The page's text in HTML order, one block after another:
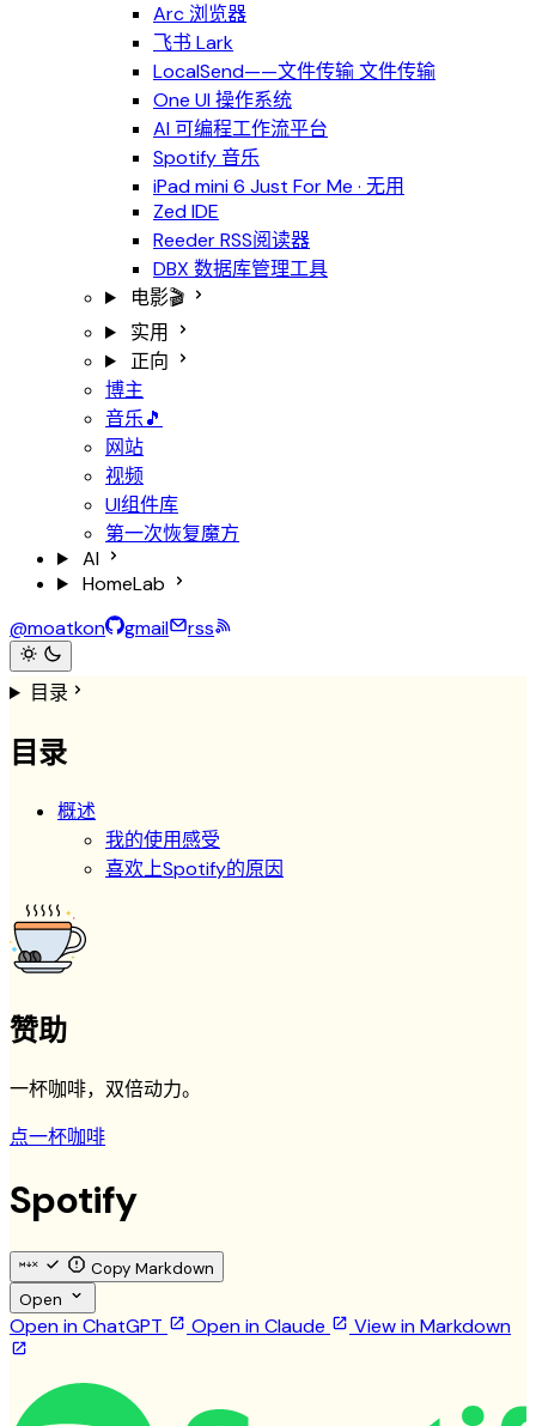
Arc 浏览器
飞书 Lark
LocalSend——文件传输文件传输
One UI操作系统
AI 可编程工作流平台
Spotify音乐
iPad mini 6 Just For Me · 无用
ZedIDE
ReederRSS阅读器
DBX 数据库管理工具
电影🎬
实用
正向
博主
音乐🎵
网站
视频
UI组件库
第一次恢复魔方
AI
HomeLab
@moatkon
gmail rss
目录
目录
概述
我的使用感受
喜欢上Spotify的原因
赞助
一杯咖啡，双倍动力。
点一杯咖啡
Spotify
Copy Markdown
Open
Open in ChatGPT Open in Claude View in Markdown